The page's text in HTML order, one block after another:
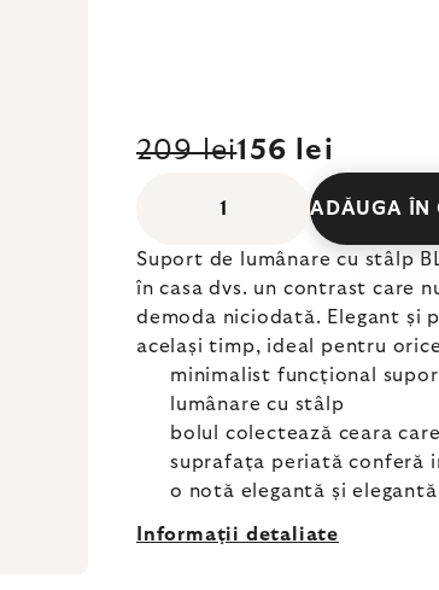
209 lei156 lei
ADĂUGA ÎN
Suport de lumânare cu stâlp
în casa dvs. un contrast care
demoda niciodată. Elegant și
același timp, ideal pentru
minimalist funcțional
lumânare cu stâlp
bolul colectează ceara
suprafața periată conferă
o notă elegantă și elegantă
Informaţii detaliate